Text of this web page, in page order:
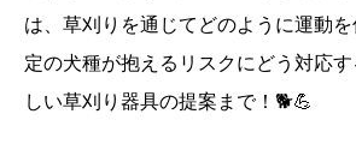
は、草刈りを通じてどのように運動
定の犬種が抱えるリスクにどう対応
しい草刈り器具の提案まで！🐕💪